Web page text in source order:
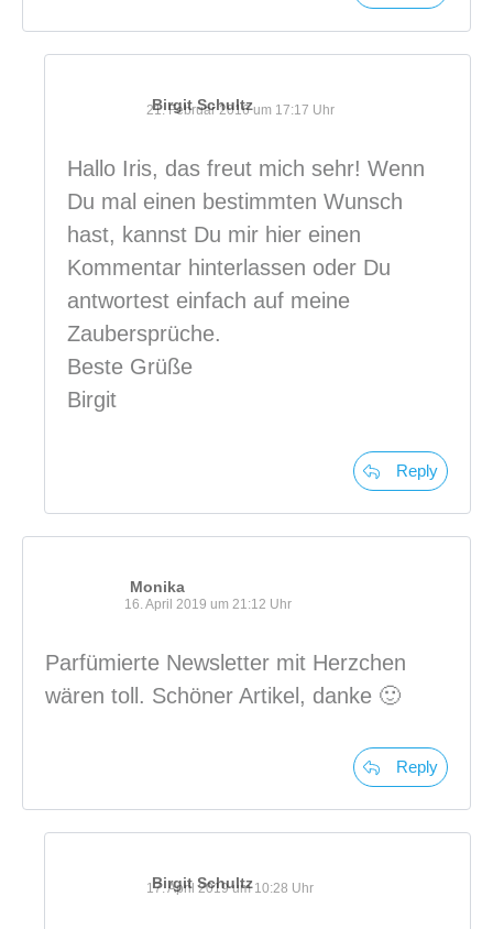
Birgit Schultz
21. Februar 2016 um 17:17 Uhr
Hallo Iris, das freut mich sehr! Wenn
Du mal einen bestimmten Wunsch
hast, kannst Du mir hier einen
Kommentar hinterlassen oder Du
antwortest einfach auf meine
Zaubersprüche.
Beste Grüße
Birgit
Reply
Monika
16. April 2019 um 21:12 Uhr
Parfümierte Newsletter mit Herzchen
wären toll. Schöner Artikel, danke 🙂
Reply
Birgit Schultz
17. April 2019 um 10:28 Uhr